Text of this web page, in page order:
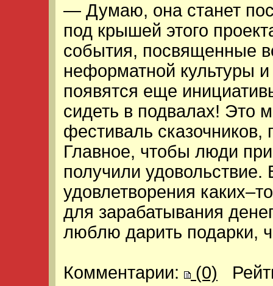
— Думаю, она станет
под крышей этого
события, посвященные
неформатной культуры
появятся еще
сидеть в подвалах! Это
фестиваль
Главное, чтобы люди
получили
удовлетворения
для зарабатывания
люблю дарить подарки,
Комментарии: (0)